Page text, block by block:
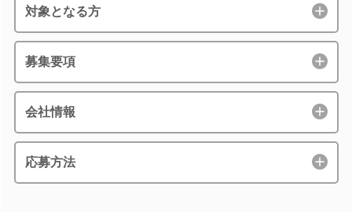
対象となる方
募集要項
会社情報
応募方法